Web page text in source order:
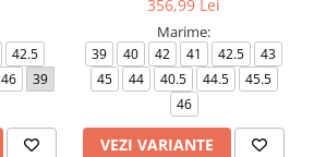
42.5
46
39
356,99 Lei
Marime:
39 40 42 41 42.5
43
45
44 40.5 44.5
45.5
46
VEZI VARIANTE